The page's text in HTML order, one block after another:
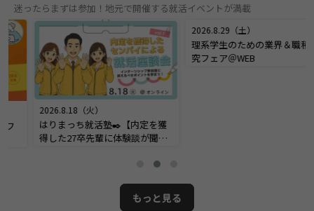
迷ったらまずは参加！地元で開催する就活イベントが満載
2026.8.18（火）
はりまっち就活塾✒️【内定を獲
得した27卒先輩に体験談が聞け
理系学生のための業界＆職種研
究フェア＠WEB
もっと見る